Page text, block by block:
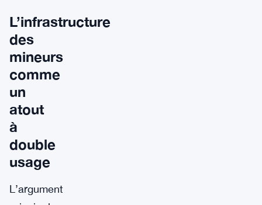
L’infrastructure
des
mineurs
comme
un
atout
à
double
usage
L’argument